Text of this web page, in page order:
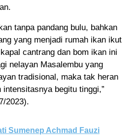
tanpa pandang bulu, bahkan
yang menjadi rumah ikan ikut
cantrang dan bom ikan ini
nelayan Masalembu yang
tradisional, maka tak heran
begitu tinggi,”
2023).
Sumenep Achmad Fauzi